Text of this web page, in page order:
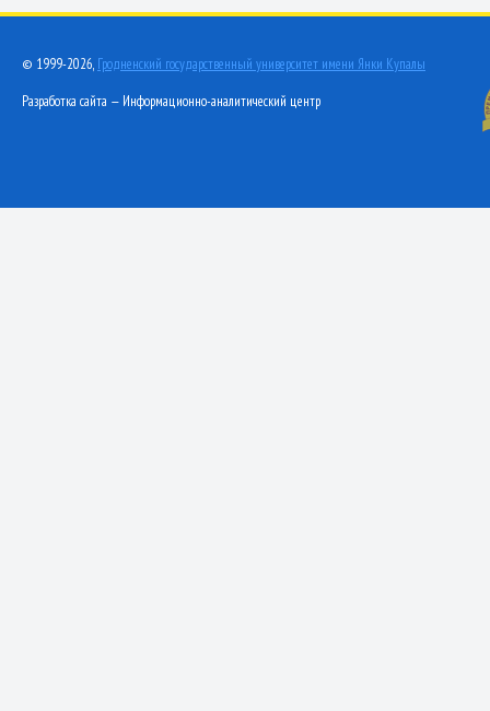
© 1999-2026, Гродненский государственный университет имени Янки Купалы
Разработка сайта — Информационно-аналитический центр